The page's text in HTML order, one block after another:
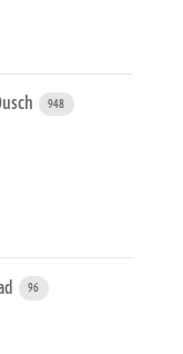
948
96